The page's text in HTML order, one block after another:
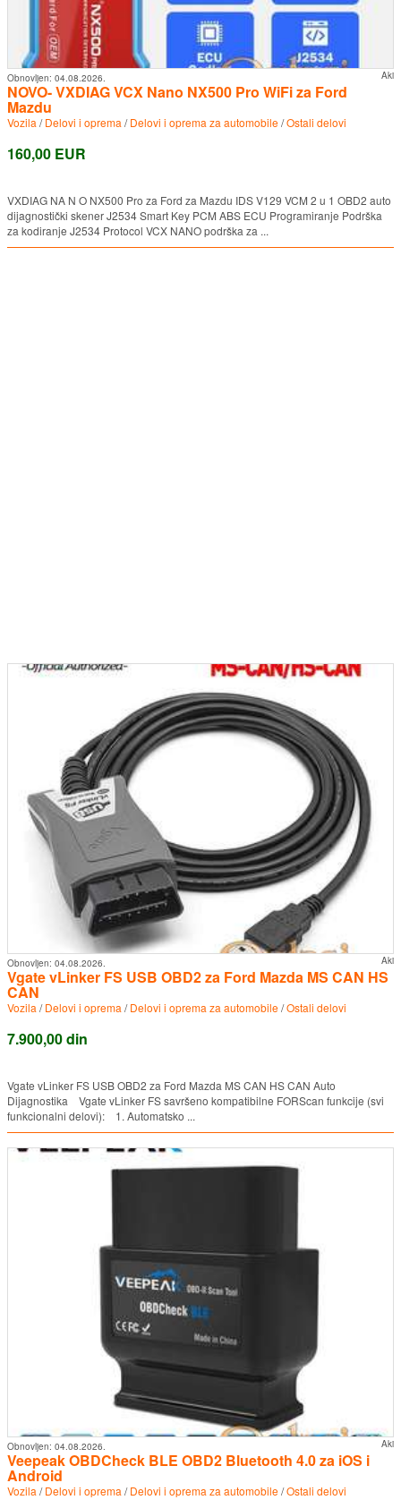
Aki
Obnovljen: 04.08.2026.
NOVO- VXDIAG VCX Nano NX500 Pro WiFi za Ford
Mazdu
Vozila /Delovi i oprema /Delovi i oprema za automobile/Ostali delovi
160,00 EUR
VXDIAG NΑ Ν Ο NX500 Pro za Ford za Mazdu IDS V129 VCM 2 u 1 OBD2 auto
dijagnostički skener J2534 Smart Key PCM ABS ECU Programiranje Podrška
za kodiranje J2534 Protocol VCX NANO podrška za ...
Aki
Obnovljen: 04.08.2026.
Vgate vLinker FS USB OBD2 za Ford Mazda MS CAN HS
CAN
Vozila /Delovi i oprema /Delovi i oprema za automobile/Ostali delovi
7.900,00 din
Vgate vLinker FS USB OBD2 za Ford Mazda MS CAN HS CAN Auto
Dijagnostika Vgate vLinker FS savršeno kompatibilne FORScan funkcije (svi
funkcionalni delovi): 1. Automatsko ...
Aki
Obnovljen: 04.08.2026.
Veepeak OBDCheck BLE OBD2 Bluetooth 4.0 za iOS i
Android
Vozila /Delovi i oprema /Delovi i oprema za automobile/Ostali delovi